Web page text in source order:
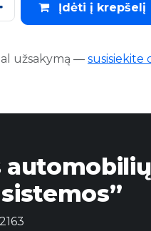
Įdėti į krepšelį
užsakymą — susisiekite
automobilių